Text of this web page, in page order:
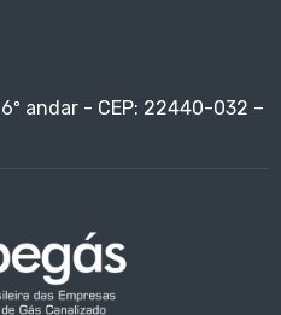
andar - CEP: 22440-032 –